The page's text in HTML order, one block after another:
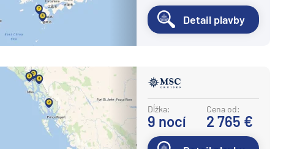
Detail plavby
Dĺžka:
9 nocí
Cena od:
2 765 €